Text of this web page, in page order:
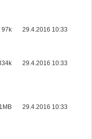
97k 29.4.2016 10:33
29.4.2016 10:33
29.4.2016 10:33